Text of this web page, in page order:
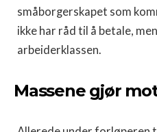
småborgerskapet som
ikke har råd til å betale,
arbeiderklassen.
Massene gjør